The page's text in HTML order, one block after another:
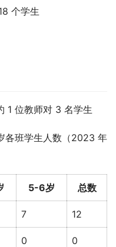
个学生
1 位教师对 3 名学生
各班学生人数（2023 年
5-6岁 总数
7 12
0 0